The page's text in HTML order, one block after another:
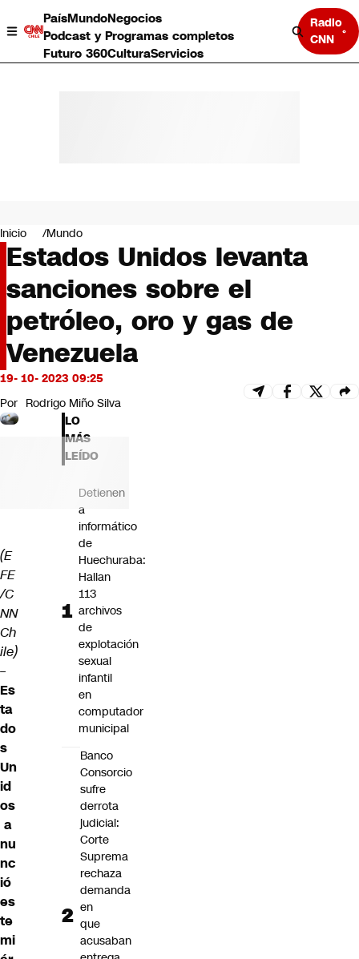
PaísMundoNegocios
Podcast y Programas completos
Futuro 360CulturaServicios
Radio
CNN
Negocios
Deportes
Programas completos
Cultura
Servicios
Bits
CNN tiempo
Futuro 360
Inicio Mundo
Estados Unidos levanta
sanciones sobre el
petróleo, oro y gas de
Venezuela
19- 10- 2023 09:25
Por Rodrigo Miño Silva
(E
FE
/C
NN
Ch
ile)
–
Es
ta
do
s
Un
id
os
a
nu
nc
ió
es
te
mi
LO
MÁS
LEÍDO
Detienen
a
informático
de
Huechuraba:
Hallan
113
archivos
de
explotación
sexual
infantil
en
computador
municipal
Banco
Consorcio
sufre
derrota
judicial:
Corte
Suprema
rechaza
demanda
en
que
acusaban